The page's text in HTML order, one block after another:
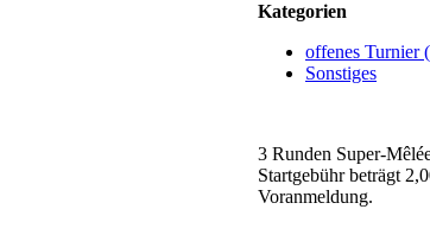
Kategorien
offenes Turnier
Sonstiges
3 Runden Super-
Startgebühr beträgt
Voranmeldung.